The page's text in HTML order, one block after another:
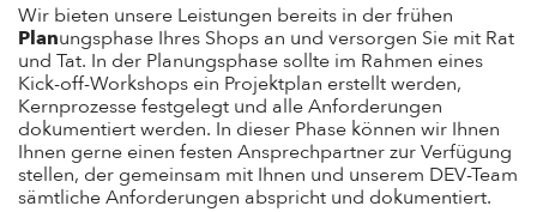
Wir bieten unsere Leistungen bereits in der frühen
Planungsphase Ihres Shops an und versorgen Sie mit Rat
und Tat. In der Planungsphase sollte im Rahmen eines
Kick-off-Workshops ein Projektplan erstellt werden,
Kernprozesse festgelegt und alle Anforderungen
dokumentiert werden. In dieser Phase können wir Ihnen
Ihnen gerne einen festen Ansprechpartner zur Verfügung
stellen, der gemeinsam mit Ihnen und unserem DEV-Team
sämtliche Anforderungen abspricht und dokumentiert.